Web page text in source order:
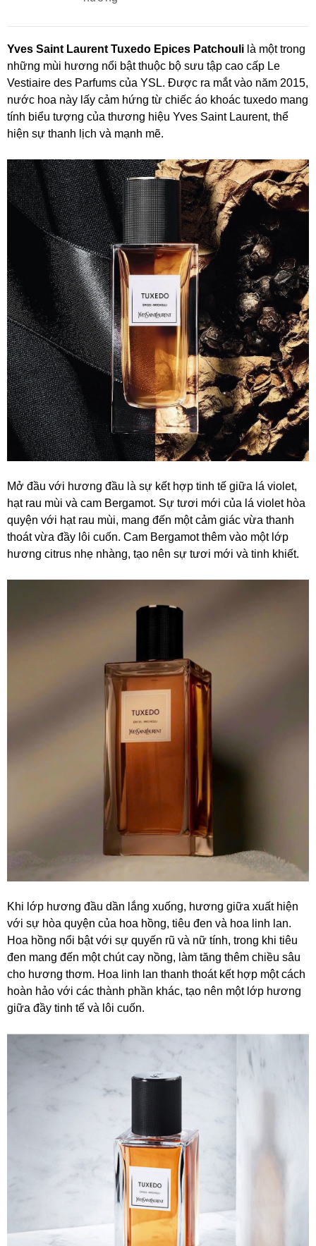
Yves Saint Laurent Tuxedo Epices Patchouli là một trong
những mùi hương nổi bật thuộc bộ sưu tập cao cấp Le
Vestiaire des Parfums của YSL. Được ra mắt vào năm 2015,
nước hoa này lấy cảm hứng từ chiếc áo khoác tuxedo mang
tính biểu tượng của thương hiệu Yves Saint Laurent, thể
hiện sự thanh lịch và mạnh mẽ.
Mở đầu với hương đầu là sự kết hợp tinh tế giữa lá violet,
hạt rau mùi và cam Bergamot. Sự tươi mới của lá violet hòa
quyện với hạt rau mùi, mang đến một cảm giác vừa thanh
thoát vừa đầy lôi cuốn. Cam Bergamot thêm vào một lớp
hương citrus nhẹ nhàng, tạo nên sự tươi mới và tinh khiết.
Khi lớp hương đầu dần lắng xuống, hương giữa xuất hiện
với sự hòa quyện của hoa hồng, tiêu đen và hoa linh lan.
Hoa hồng nổi bật với sự quyến rũ và nữ tính, trong khi tiêu
đen mang đến một chút cay nồng, làm tăng thêm chiều sâu
cho hương thơm. Hoa linh lan thanh thoát kết hợp một cách
hoàn hảo với các thành phần khác, tạo nên một lớp hương
giữa đầy tinh tế và lôi cuốn.